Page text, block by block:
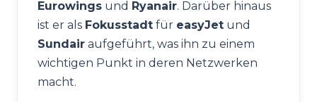
Eurowings und Ryanair. Darüber hinaus
ist er als Fokusstadt für easyJet und
Sundair aufgeführt, was ihn zu einem
wichtigen Punkt in deren Netzwerken
macht.